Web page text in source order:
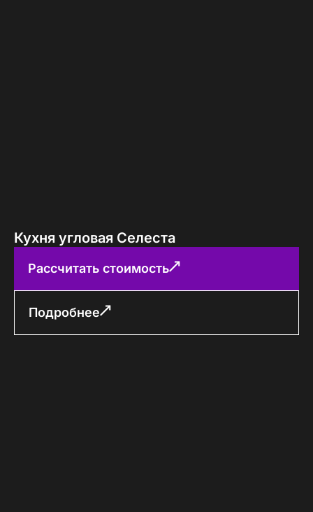
Кухня угловая Селеста
Рассчитать стоимость
Подробнее